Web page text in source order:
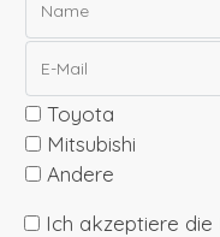
Toyota
Mitsubishi
Andere
Ich akzeptiere die